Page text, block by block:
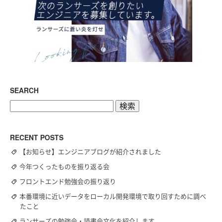
SEARCH
RECENT POSTS
【お知らせ】エンジニアブログが紹介されました
今年つくったものを振り返る会
フロントエンド勉強会の振り返り
本番環境に近いデータをローカル開発環境で取り回すために調べ
たこと